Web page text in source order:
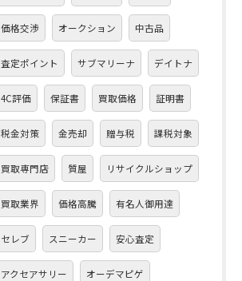
価格交渉 オークション 中古品
査定ポイント サブマリーナ デイトナ
4C評価 保証書 買取価格 証明書
税金対策 金売却 贈与税 課税対象
買取専門店 質屋 リサイクルショップ
買取業界 価格高騰 有名人御用達
セレブ スニーカー 安心査定
アクセアサリー オーデマピゲ